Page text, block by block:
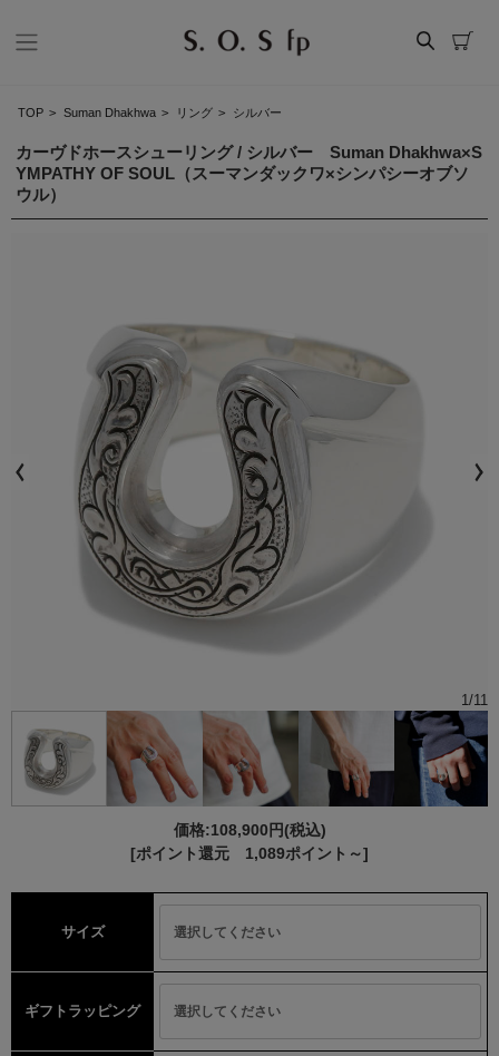
TOP > Suman Dhakhwa > リング > シルバー
カーヴドホースシューリング / シルバー Suman Dhakhwa×S
YMPATHY OF SOUL（スーマンダックワ×シンパシーオブソ
ウル）
1/11
価格:108,900円(税込)
[ポイント還元 1,089ポイント～]
サイズ
ギフトラッピング